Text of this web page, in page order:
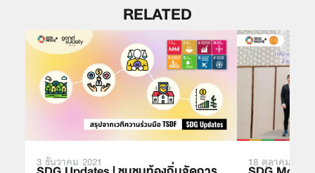
RELATED
3 ธันวาคม 2021 18 ตุลาคม 2025